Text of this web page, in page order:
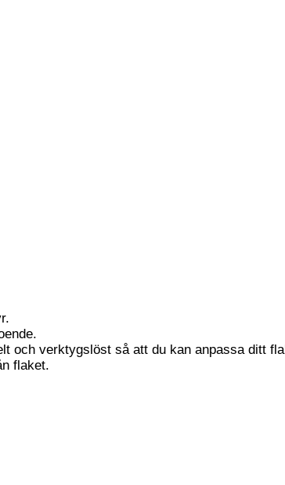
och verktygslöst så att du kan anpassa ditt
flaket.